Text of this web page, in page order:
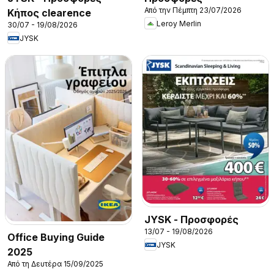
Κήπος clearence
30/07 - 19/08/2026
JYSK
Από την Πέμπτη 23/07/2026
Leroy Merlin
Office Buying Guide
2025
Από τη Δευτέρα 15/09/2025
JYSK - Προσφορές
13/07 - 19/08/2026
JYSK